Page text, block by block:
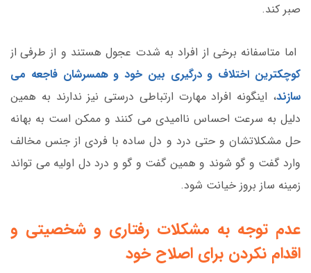
صبر کند.
اما متاسفانه برخی از افراد به شدت عجول هستند و از طرفی از
کوچکترین اختلاف و درگیری بین خود و همسرشان فاجعه می
سازند، اینگونه افراد مهارت ارتباطی درستی نیز ندارند به همین
دلیل به سرعت احساس ناامیدی می کنند و ممکن است به بهانه
حل مشکلاتشان و حتی درد و دل ساده با فردی از جنس مخالف
وارد گفت و گو شوند و همین گفت و گو و درد دل اولیه می تواند
زمینه ساز بروز خیانت شود.
عدم توجه به مشکلات رفتاری و شخصیتی و
اقدام نکردن برای اصلاح خود